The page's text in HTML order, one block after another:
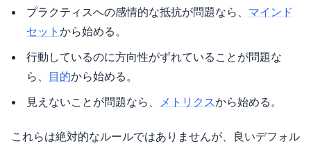
プラクティスへの感情的な抵抗が問題なら、 マインド
セット から始める。
行動しているのに方向性がずれていることが問題な
ら、
目的から始める。
見えないことが問題なら、
メトリクスから始める。
これらは絶対的なルールではありませんが、良いデフォル